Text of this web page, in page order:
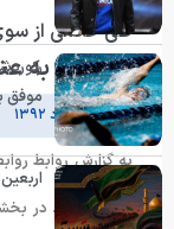
طی حکمی از
مختاری به
۷ خرداد ۱۳۹۲
به گزارش روابط
منصوب کرد. در بخشی
موفق